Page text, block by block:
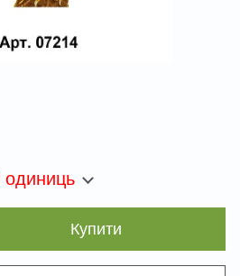
одиниць
Купити